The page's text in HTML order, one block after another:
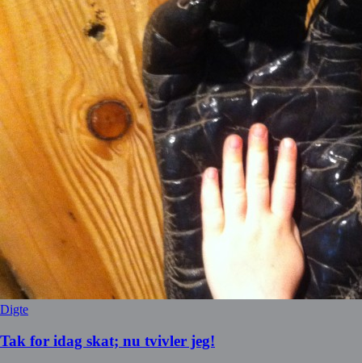
Digte
Tak for idag skat; nu tvivler jeg!